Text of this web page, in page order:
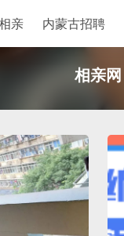
亲 内蒙古招聘
相亲网